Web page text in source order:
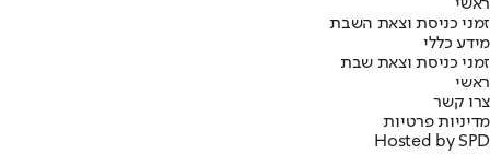
ראשי
זמני כניסת וצאת השבת
מידע כללי
זמני כניסת וצאת שבת
ראשי
צרו קשר
מדיניות פרטיות
Hosted by SPD